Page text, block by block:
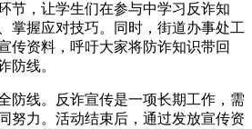
节，让学生们在参与中学习反诈知
掌握应对技巧。同时，街道办事处工
传资料，呼吁大家将防诈知识带回
防线。
防线。反诈宣传是一项长期工作，需
努力。活动结束后，通过发放宣传资